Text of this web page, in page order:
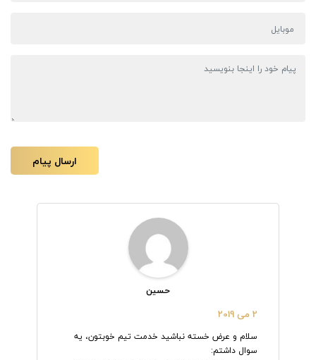
حسین
2 می 2019
سلام و عرض خسته نباشید خدمت تیم خوبتون، یه
سوال داشتم: